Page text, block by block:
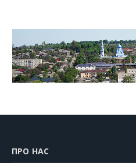
ПРО НАС